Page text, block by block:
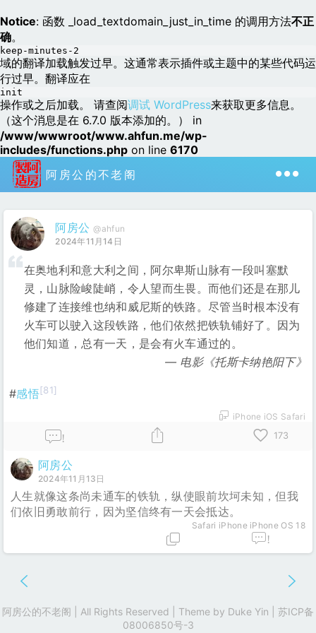
Notice: 函数 _load_textdomain_just_in_time 的调用方法不正
确。
keep-minutes-2
域的翻译加载触发过早。这通常表示插件或主题中的某些代码运
行过早。翻译应在
init
操作或之后加载。 请查阅调试 WordPress来获取更多信息。
（这个消息是在 6.7.0 版本添加的。） in
/www/wwwroot/www.ahfun.me/wp-
includes/functions.php on line 6170
阿房公的不老阁
阿房公 @ahfun
2024年11月14日
在奥地利和意大利之间，阿尔卑斯山脉有一段叫塞默
灵，山脉险峻陡峭，令人望而生畏。而他们还是在那儿
修建了连接维也纳和威尼斯的铁路。尽管当时根本没有
火车可以驶入这段铁路，他们依然把铁轨铺好了。因为
他们知道，总有一天，是会有火车通过的。
电影《托斯卡纳艳阳下》
#感悟[81]
iPhone iOS Safari
! 173
阿房公
2024年11月13日
人生就像这条尚未通车的铁轨，纵使眼前坎坷未知，但我
们依旧勇敢前行，因为坚信终有一天会抵达。
Safari iPhone iPhone OS 18
!
阿房公的不老阁 | All Rights Reserved | Theme by Duke Yin
苏ICP备
08006850号-3